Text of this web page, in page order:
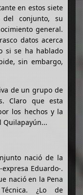
en estos siete
del conjunto, su
general.
datos acerca
si se ha hablado
sin embargo,
de un grupo de
Claro que esta
los hechos y la
nació de la
Eduardo-.
nació en la Pena
¿Lo de